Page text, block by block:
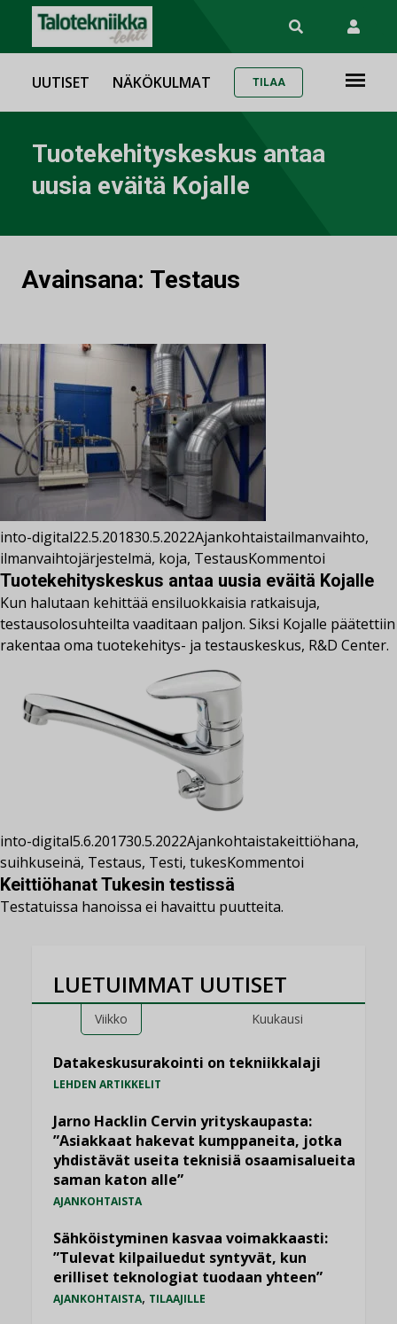
UUTISET NÄKÖKULMAT TILAA
Tuotekehityskeskus antaa
uusia eväitä Kojalle
Avainsana: Testaus
into-digital22.5.201830.5.2022Ajankohtaistailmanvaihto,
ilmanvaihtojärjestelmä, koja, TestausKommentoi
Tuotekehityskeskus antaa uusia eväitä Kojalle
Kun halutaan kehittää ensiluokkaisia ratkaisuja,
testausolosuhteilta vaaditaan paljon. Siksi Kojalle päätettiin
rakentaa oma tuotekehitys- ja testauskeskus, R&D Center.
into-digital5.6.201730.5.2022Ajankohtaistakeittiöhana,
suihkuseinä, Testaus, Testi, tukesKommentoi
Keittiöhanat Tukesin testissä
Testatuissa hanoissa ei havaittu puutteita.
LUETUIMMAT UUTISET
Viikko Kuukausi
Datakeskusurakointi on tekniikkalaji
LEHDEN ARTIKKELIT
Jarno Hacklin Cervin yrityskaupasta:
”Asiakkaat hakevat kumppaneita, jotka
yhdistävät useita teknisiä osaamisalueita
saman katon alle”
AJANKOHTAISTA
Sähköistyminen kasvaa voimakkaasti:
”Tulevat kilpailuedut syntyvät, kun
erilliset teknologiat tuodaan yhteen”
AJANKOHTAISTA, TILAAJILLE